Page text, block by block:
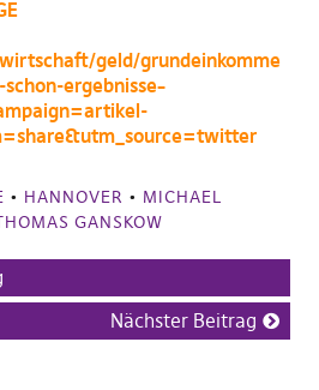
geld/grundeinkomme
ergebnisse–
• HANNOVER • MICHAEL
GANSKOW
Nächster Beitrag